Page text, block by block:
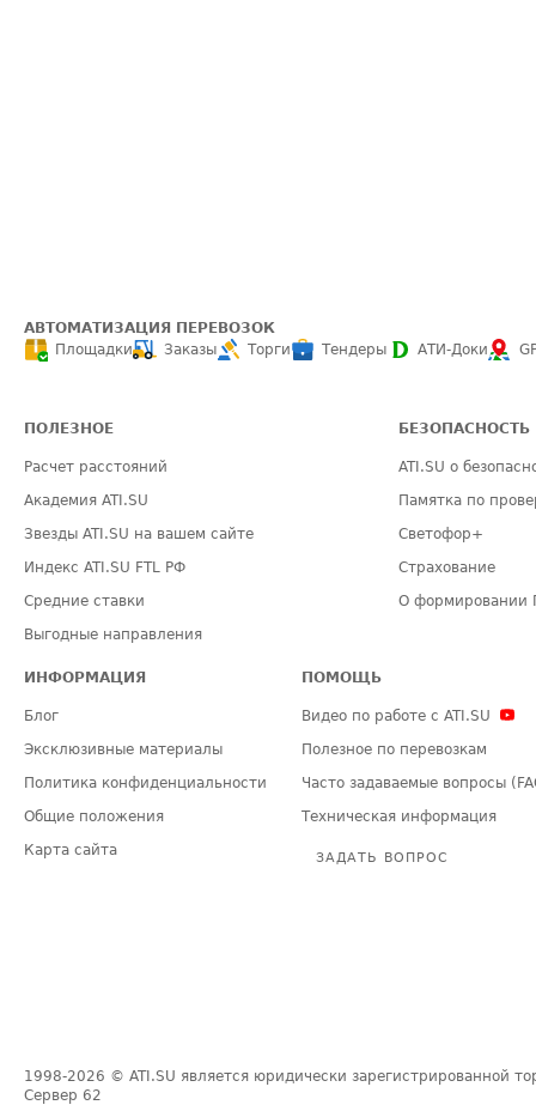
АВТОМАТИЗАЦИЯ ПЕРЕВОЗОК
Площадки
Заказы Торги Тендеры АТИ-Доки
ПОЛЕЗНОЕ
Расчет расстояний
Академия ATI.SU
Звезды ATI.SU на вашем сайте
Индекс ATI.SU FTL РФ
Средние ставки
Выгодные направления
БЕЗОПАСНОСТЬ
ATI.SU о
Памятка по
Светофор+
Страхование
О формировании
ИНФОРМАЦИЯ
Блог
Эксклюзивные материалы
Политика конфиденциальности
Общие положения
Карта сайта
ПОМОЩЬ
Видео по работе с ATI.SU
Полезное по перевозкам
Часто задаваемые вопросы
Техническая информация
ЗАДАТЬ ВОПРОС
1998-2026 © ATI.SU является юридически зарегистрированной
Сервер 62